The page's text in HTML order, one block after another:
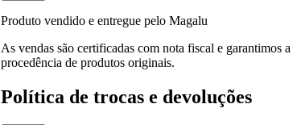
Produto vendido e entregue pelo Magalu
As vendas são certificadas com nota fiscal e garantimos a
procedência de produtos originais.
Política de trocas e devoluções